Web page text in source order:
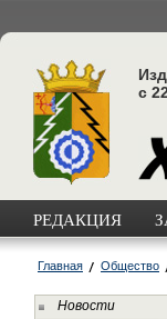
с
РЕДАКЦИЯ
Главная Общество
Новости